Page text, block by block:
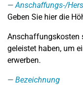
Anschaffungs-/
Geben Sie hier die
Anschaffungskosten
geleistet haben, um
erwerben.
Bezeichnung